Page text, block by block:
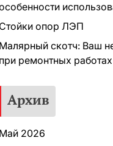
Стойки опор ЛЭП
Малярный скотч: Ваш
при ремонтных работах
Архив
Май 2026